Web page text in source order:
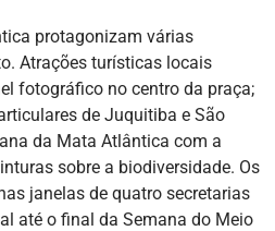
protagonizam várias
Atrações turísticas locais
fotográfico no centro da praça;
de Juquitiba e São
da Mata Atlântica com a
sobre a biodiversidade. Os
janelas de quatro secretarias
até o final da Semana do Meio